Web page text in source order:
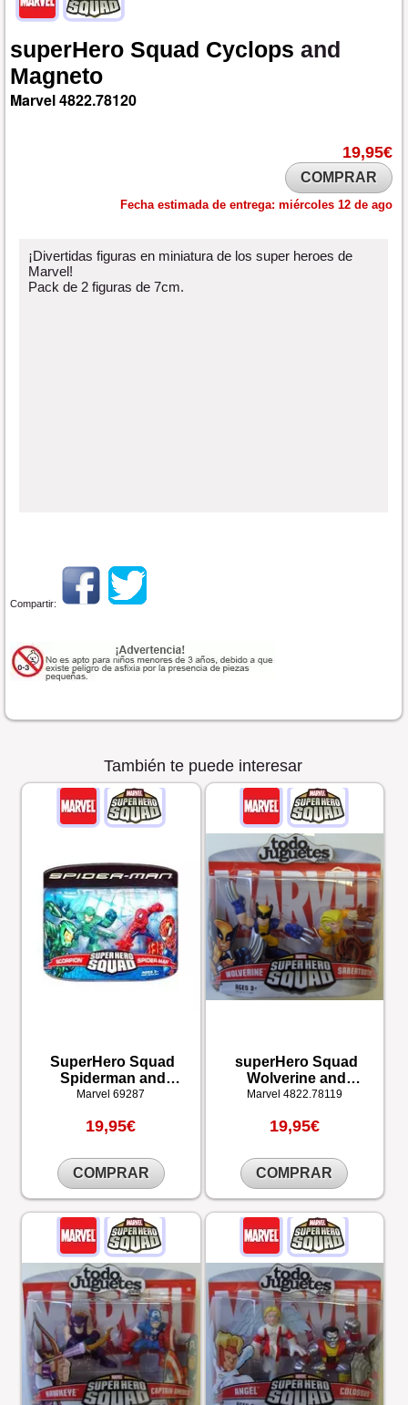
superHero Squad Cyclops and
Magneto
Marvel4822.78120
19,95€
COMPRAR
Fecha estimada de entrega: miércoles 12 de ago
¡Divertidas figuras en miniatura de los super heroes de
Marvel!
Pack de 2 figuras de 7cm.
Compartir:
También te puede interesar
SuperHero Squad
Spiderman and
Scorpion
Marvel 69287
19,95€
COMPRAR
superHero Squad
Wolverine and
Sabertooth
Marvel 4822.78119
19,95€
COMPRAR